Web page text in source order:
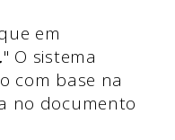
em
" O sistema
com base na
no documento